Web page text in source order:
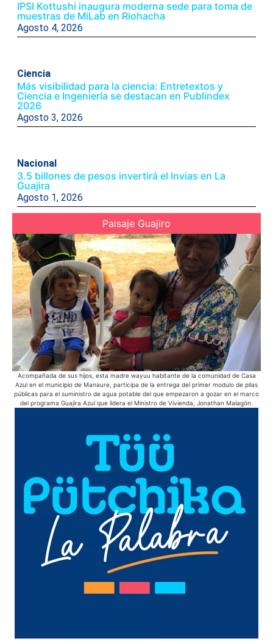
IPSI Kottushi inaugura moderna sede para toma de
muestras de MiLab en Riohacha
Agosto 4, 2026
Ciencia
Más visibilidad para la ciencia: Entretextos y
Ciencia e Ingeniería se destacan en Publindex
2026
Agosto 3, 2026
Nacional
3.5 billones de pesos invertirá el Invias en La
Guajira
Agosto 1, 2026
Paisaje Guajiro
Acompañada de sus hijos, esta madre wayuu habitante de la comunidad de Casa
Azul en el municipio de Manaure, participa de la entrega del primer modulo de pilas
públicas para el suministro de agua potable del que empezaron a gozar en el marco
del programa Guajira Azul que lidera el Ministro de Vivienda, Jonathan Malagón.